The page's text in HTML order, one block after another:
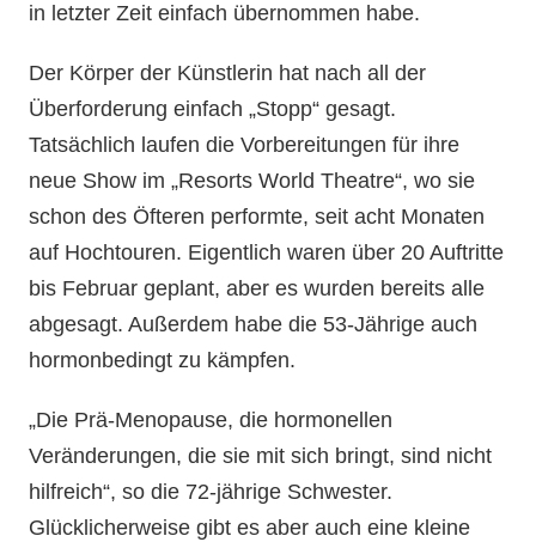
in letzter Zeit einfach übernommen habe.
Der Körper der Künstlerin hat nach all der
Überforderung einfach „Stopp“ gesagt.
Tatsächlich laufen die Vorbereitungen für ihre
neue Show im „Resorts World Theatre“, wo sie
schon des Öfteren performte, seit acht Monaten
auf Hochtouren. Eigentlich waren über 20 Auftritte
bis Februar geplant, aber es wurden bereits alle
abgesagt. Außerdem habe die 53-Jährige auch
hormonbedingt zu kämpfen.
„Die Prä-Menopause, die hormonellen
Veränderungen, die sie mit sich bringt, sind nicht
hilfreich“, so die 72-jährige Schwester.
Glücklicherweise gibt es aber auch eine kleine